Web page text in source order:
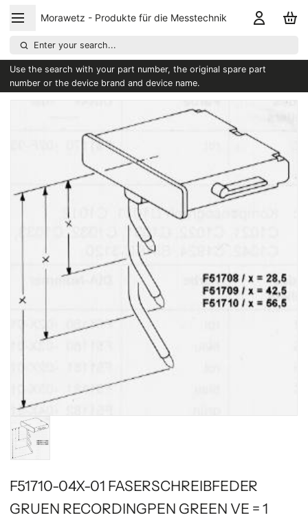
Morawetz - Produkte für die Messtechnik
Enter your search...
Use the search with your part number, the original spare part
number or the device brand and device name.
F51710-04X-01 FASERSCHREIBFEDER
GRUEN RECORDINGPEN GREEN VE = 1